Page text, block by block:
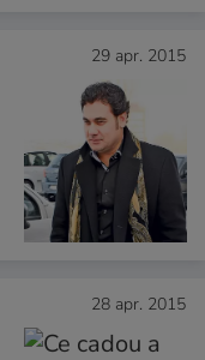
29 apr. 2015
28 apr. 2015